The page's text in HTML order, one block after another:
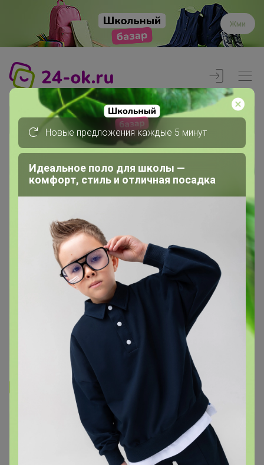
Жми
Запомнить Забыли пароль?
Регистрация
Новые предложения каждые 5 минут
Идеальное поло для школы —
комфорт, стиль и отличная посадка